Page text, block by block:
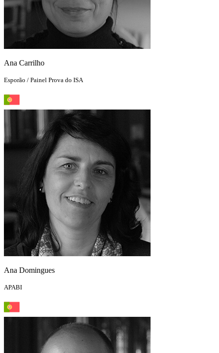
Ana Carrilho
Esporão / Painel Prova do ISA
Ana Domingues
APABI